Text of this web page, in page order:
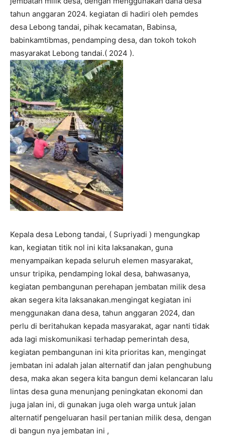
tahun anggaran 2024. kegiatan di hadiri oleh pemdes
desa Lebong tandai, pihak kecamatan, Babinsa,
babinkamtibmas, pendamping desa, dan tokoh tokoh
masyarakat Lebong tandai.( 2024 ).
Kepala desa Lebong tandai, ( Supriyadi ) mengungkap
kan, kegiatan titik nol ini kita laksanakan, guna
menyampaikan kepada seluruh elemen masyarakat,
unsur tripika, pendamping lokal desa, bahwasanya,
kegiatan pembangunan perehapan jembatan milik desa
akan segera kita laksanakan.mengingat kegiatan ini
menggunakan dana desa, tahun anggaran 2024, dan
perlu di beritahukan kepada masyarakat, agar nanti tidak
ada lagi miskomunikasi terhadap pemerintah desa,
kegiatan pembangunan ini kita prioritas kan, mengingat
jembatan ini adalah jalan alternatif dan jalan penghubung
desa, maka akan segera kita bangun demi kelancaran lalu
lintas desa guna menunjang peningkatan ekonomi dan
juga jalan ini, di gunakan juga oleh warga untuk jalan
alternatif pengeluaran hasil pertanian milik desa, dengan
di bangun nya jembatan ini ,